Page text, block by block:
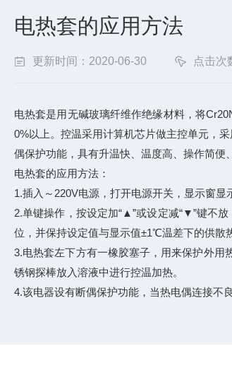
电热套的应用方法
更新时间：2020-06-30 点击次
电热套是用无碱玻璃纤维作绝缘材料，将
0%以上。控温采用计算机芯片做主控单元，
偶保护功能，具有升温快、温度高、操作简便
电热套的应用方法：
1.插入～220V电源，打开电源开关，显示窗显
2.单键操作，按设定加“▲”或设定减“▼”键不
位，并保持设定值与显示值±1℃温差下的供散
3.电热套左下方有一橡胶塞子，用来保护外用
锈钢探棒放入溶液中进行控温加热。
4.该电器设有断偶保护功能，当热电偶连接不